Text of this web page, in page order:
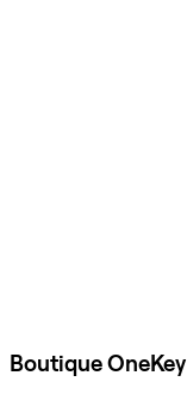
Boutique OneKey